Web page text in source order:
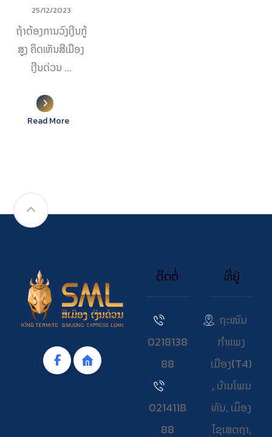
25/12/2023
ຖ້າຕ້ອງການວົງເງີນກູ້
ສູງ ຄິດເຫັນສີເມືອງ
ເງີນດ່ວນ ...
Read More
ຕິດຕໍ່
0218138
88
0214118
88
ທີ່ຢູ່
ຖະໜົນ
ກຳແພງ
ເມືອງ(T4)
, ບ້ານໂພນ
ທັນ, ເມຶອງ
ໄຊເສດຖາ,